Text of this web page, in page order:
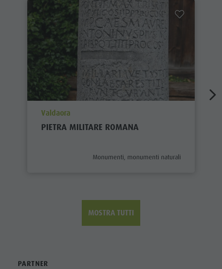
aria.poi_location_prefix
Valdaora
PIETRA MILITARE ROMANA
aria.poi_category_prefix
Monumenti, monumenti naturali
MOSTRA TUTTI
PARTNER